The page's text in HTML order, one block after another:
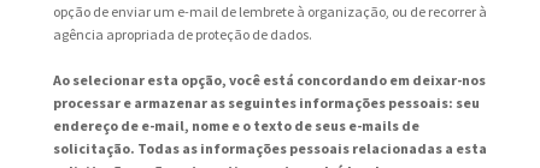
opção de enviar um e-mail de lembrete à organização, ou de recorrer à
agência apropriada de proteção de dados.
Ao selecionar esta opção, você está concordando em deixar-nos
processar e armazenar as seguintes informações pessoais: seu
endereço de e-mail, nome e o texto de seus e-mails de
solicitação. Todas as informações pessoais relacionadas a esta